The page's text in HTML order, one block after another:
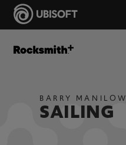
BARRY MANILOW
SAILING